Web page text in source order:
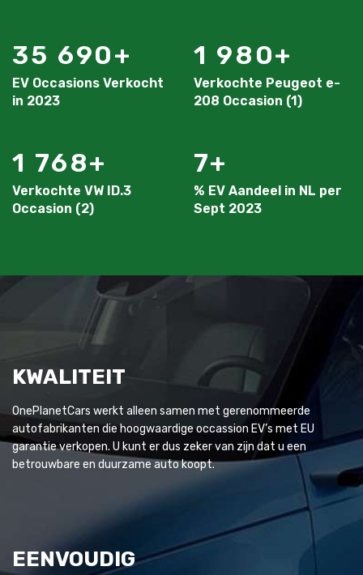
35 690
EV Occasions Verkocht
in 2023
1 980
Verkochte Peugeot e-
208 Occasion (1)
1 768
Verkochte VW ID.3
Occasion (2)
7
% EV Aandeel in NL per
Sept 2023
KWALITEIT
OnePlanetCars werkt alleen samen met gerenommeerde
autofabrikanten die hoogwaardige occassion EV’s met EU
garantie verkopen. U kunt er dus zeker van zijn dat u een
betrouwbare en duurzame auto koopt.
EENVOUDIG